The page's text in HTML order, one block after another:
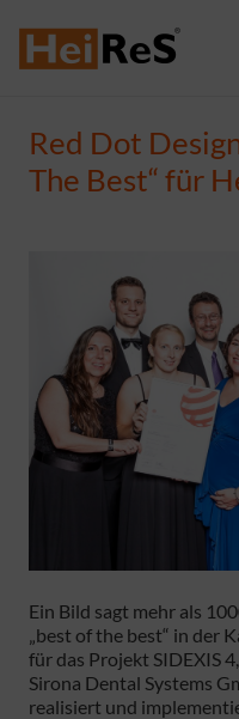
Red Dot
The Best“ für
Ein Bild sagt mehr als
„best of the best“ in der
für das Projekt SIDEXIS
Sirona Dental Systems
realisiert und